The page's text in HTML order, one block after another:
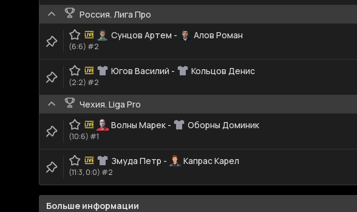
Россия. Лига Про
Сунцов Артем - Алов Роман
(6:6) #2
Югов Василий - Кольцов Денис
(2:2) #2
Чехия. Liga Pro
Волны Марек - Оборны Доминик
(10:6) #1
Змуда Петр - Капрас Карел
(11:3, 0:0) #2
Больше информации